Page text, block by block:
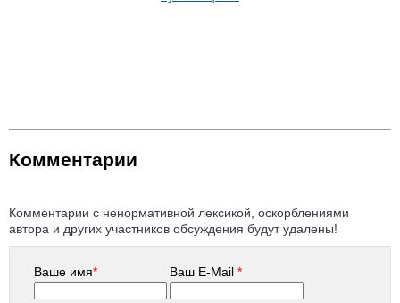
Комментарии
Комментарии с ненормативной лексикой, оскорблениями
автора и других участников обсуждения будут удалены!
Ваше имя* Ваш E-Mail*